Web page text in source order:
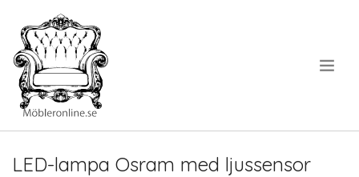
LED-lampa Osram med ljussensor